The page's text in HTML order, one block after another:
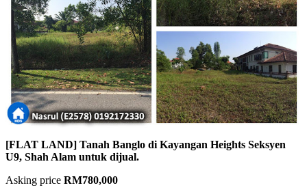
[FLAT LAND] Tanah Banglo di Kayangan Heights Seksyen
U9, Shah Alam untuk dijual.
Asking price RM780,000